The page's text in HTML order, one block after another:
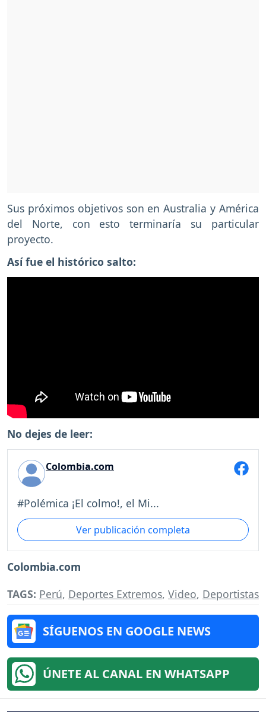
Sus próximos objetivos son en Australia y América
del Norte, con esto terminaría su particular
proyecto.
Así fue el histórico salto:
No dejes de leer:
Colombia.com
#Polémica ¡El colmo!, el Mi...
Ver publicación completa
Colombia.com
TAGS: Perú, Deportes Extremos, Video, Deportistas
SÍGUENOS EN GOOGLE NEWS
ÚNETE AL CANAL EN WHATSAPP